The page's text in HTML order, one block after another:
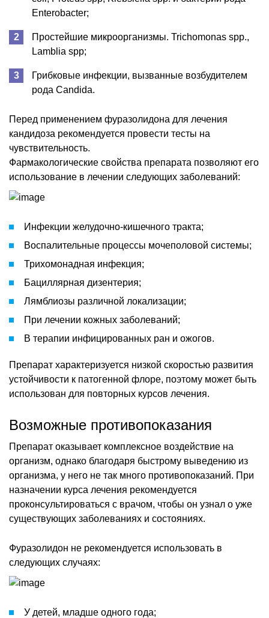
Enterobacter;
Простейшие микроорганизмы. Trichomonas spp.,
Lamblia spp;
Грибковые инфекции, вызванные возбудителем
рода Candida.
Перед применением фуразолидона для лечения
кандидоза рекомендуется провести тесты на
чувствительность.
Фармакологические свойства препарата позволяют его
использование в лечении следующих заболеваний:
Инфекции желудочно-кишечного тракта;
Воспалительные процессы мочеполовой системы;
Трихомонадная инфекция;
Бациллярная дизентерия;
Лямблиозы различной локализации;
При лечении кожных заболеваний;
В терапии инфицированных ран и ожогов.
Препарат характеризуется низкой скоростью развития
устойчивости к патогенной флоре, поэтому может быть
использован для повторных курсов лечения.
Возможные противопоказания
Препарат оказывает комплексное воздействие на
организм, однако благодаря быстрому выведению из
организма, у него не так много противопоказаний. При
назначении курса лечения рекомендуется
проконсультироваться с врачом, чтобы он узнал о уже
существующих заболеваниях и состояниях.
Фуразолидон не рекомендуется использовать в
следующих случаях:
У детей, младше одного года;